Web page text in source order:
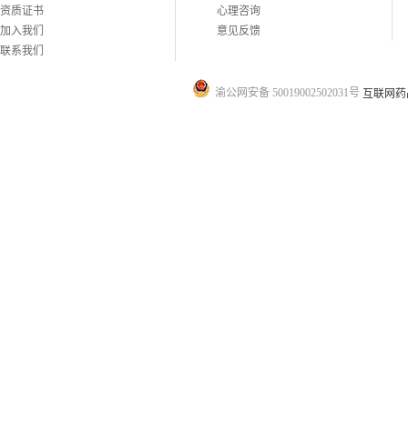
资质证书
加入我们
联系我们
心理咨询
意见反馈
渝公网安备 50019002502031号 互联网